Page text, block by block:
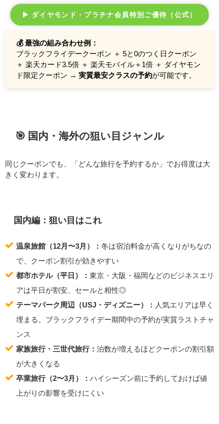
▶ ダイヤモンド・プラチナ会員特別ご優待（公式）
💰 最強の組み合わせ例：
ブラックフライデークーポン ＋ 5と0のつく日クーポン
＋ 楽天カード3.5倍 ＋ 楽天モバイル＋1倍 ＋ ダイヤモン
ド限定クーポン → 実質最安クラスの予約が可能です。
🎯 国内・海外の狙い目ジャンル
同じクーポンでも、「どんな旅行を予約するか」でお得度は大
きく変わります。
国内編：狙い目はこれ
温泉旅館（12月〜3月）： 冬は宿泊料金が高くなりがちなの
で、クーポン割引が効きやすい
都市ホテル（平日）： 東京・大阪・福岡などのビジネスエリ
アは平日が割安、セールと相性◎
テーマパーク周辺（USJ・ディズニー）：
人気エリアは早く
埋まる。ブラックフライデー期間中の予約が実質ラストチャ
ンス
家族旅行・三世代旅行： 泊数が増えるほどクーポンの割引額
が大きくなる
卒業旅行（2〜3月）： ハイシーズン前に予約しておけば値
上がりの影響を受けにくい